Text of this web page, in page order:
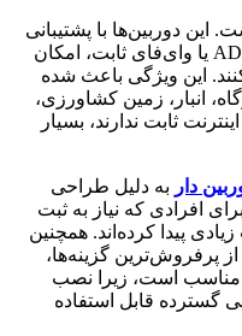
این دوربین‌ها با پشتیبانی
از سیم‌کارت، بدون نیاز به اینترنت ADSL یا وای‌فای ثابت، امکان
این ویژگی باعث شده
انبار، زمین کشاورزی،
ثابت ندارند، بسیار
دار به دلیل طراحی
افرادی که نیاز به ثبت
پیدا کرده‌اند. همچنین
پرفروش‌ترین گزینه‌ها،
مناسب است، زیرا نصب
گسترده قابل استفاده